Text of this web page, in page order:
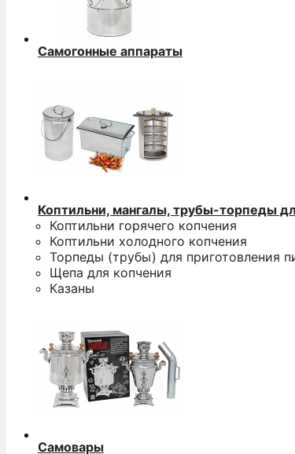
Самогонные аппараты
Коптильни, мангалы, трубы-торпеды
Коптильни горячего копчения
Коптильни холодного копчения
Торпеды (трубы) для приготовления
Щепа для копчения
Казаны
Самовары